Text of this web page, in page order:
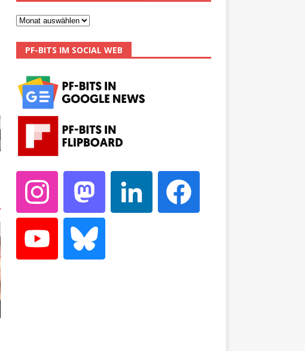
PF-BITS IM SOCIAL WEB